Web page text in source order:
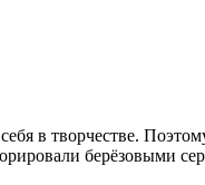
в творчестве.
берёзовыми